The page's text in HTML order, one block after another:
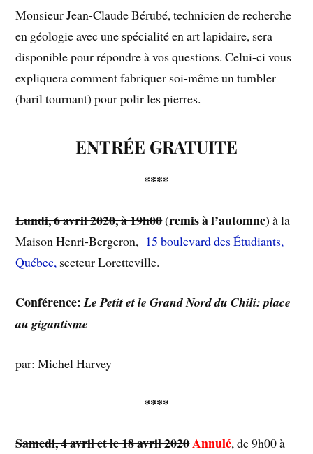
Monsieur Jean-Claude Bérubé, technicien de recherche
en géologie avec une spécialité en art lapidaire, sera
disponible pour répondre à vos questions. Celui-ci vous
expliquera comment fabriquer soi-même un tumbler
(baril tournant) pour polir les pierres.
ENTRÉE GRATUITE
****
Lundi, 6 avril 2020, à 19h00(remis à l’automne) à la
Maison Henri-Bergeron, 15 boulevard des Étudiants,
Québec, secteur Loretteville.
Conférence: Le Petit et le Grand Nord du Chili: place
au gigantisme
par: Michel Harvey
****
Samedi, 4 avril et le 18 avril 2020Annulé, de 9h00 à